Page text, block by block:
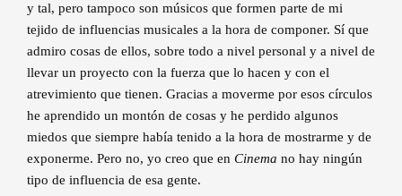
y tal, pero tampoco son músicos que formen parte de mi
tejido de influencias musicales a la hora de componer. Sí que
admiro cosas de ellos, sobre todo a nivel personal y a nivel de
llevar un proyecto con la fuerza que lo hacen y con el
atrevimiento que tienen. Gracias a moverme por esos círculos
he aprendido un montón de cosas y he perdido algunos
miedos que siempre había tenido a la hora de mostrarme y de
exponerme. Pero no, yo creo que en Cinema no hay ningún
tipo de influencia de esa gente.